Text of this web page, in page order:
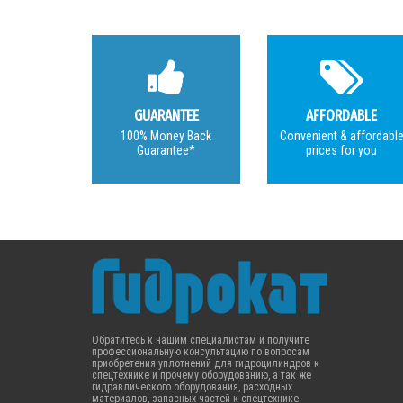
GUARANTEE
100% Money Back
Guarantee*
AFFORDABLE
Convenient & affordable
prices for you
Обратитесь к нашим специалистам и получите
профессиональную консультацию по вопросам
приобретения уплотнений для гидроцилиндров к
спецтехнике и прочему оборудованию, а так же
гидравлического оборудования, расходных
материалов, запасных частей к спецтехнике.